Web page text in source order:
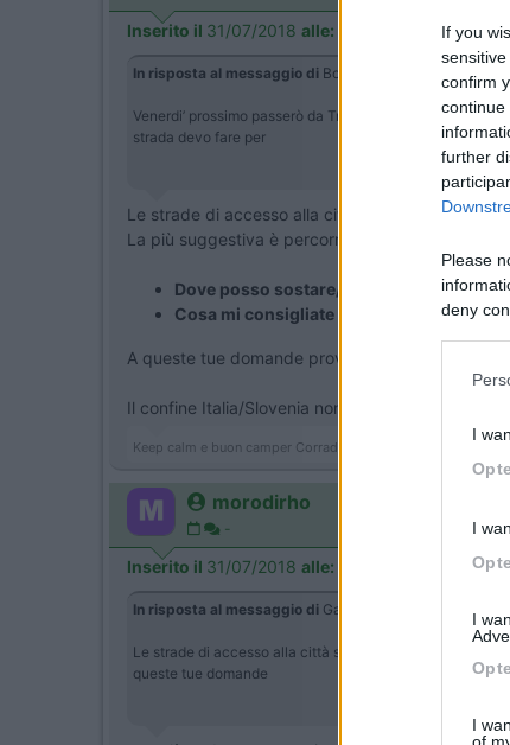
If you
confirm
continue
further
Please
deny
I
I
I
I
Inserito il 31/07/2018 alle:
In risposta al messaggio di Bondi77 31/07/2018
Venerdi’ prossimo passerò da Trieste verso sera
strada devo fare per
Le strade di accesso alla città sono 3.
La più suggestiva è percorrere la panoramica
Dove posso sostare/pernottare?
Cosa mi consigliate di vedere in centro a
A queste tue domande prova prima a cercare
Il confine Italia/Slovenia non è più presidiato da
Keep calm e buon camper Corrado
morodirho
-
Inserito il 31/07/2018 alle:
In risposta al messaggio di Gattosilvestro 31/07/
Le strade di accesso alla città sono 3. La più
queste tue domande